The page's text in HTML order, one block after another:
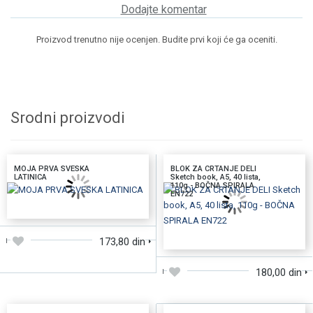
Dodajte komentar
Proizvod trenutno nije ocenjen. Budite prvi koji će ga oceniti.
Srodni proizvodi
MOJA PRVA SVESKA
LATINICA
173,80 din
BLOK ZA CRTANJE DELI
Sketch book, A5, 40 lista,
110g - BOČNA SPIRALA
EN722
180,00 din